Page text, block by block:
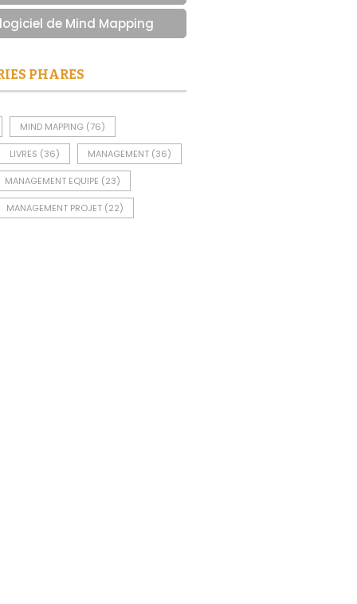
de Mind Mapping
PHARES
MIND MAPPING (76)
LIVRES (36) MANAGEMENT (36)
MANAGEMENT EQUIPE (23)
MANAGEMENT PROJET (22)